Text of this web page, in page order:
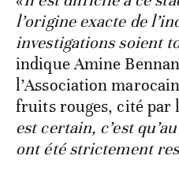
l’origine exacte de
investigations soient
indique Amine
l’Association
fruits rouges, cité par
est certain, c’est
ont été strictement